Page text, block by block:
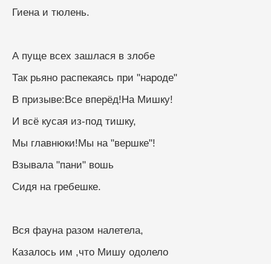
Гиена и тюлень.
А пуще всех зашлася в злобе
Так рьяно распекаясь при "народе"
В призыве:Все вперёд!На Мишку!
И всё кусая из-под тишку,
Мы главнюки!Мы на "вершке"!
Взывала "пани" вошь
Сидя на гребешке.
Вся фауна разом налетела,
Казалось им ,что Мишу одолело